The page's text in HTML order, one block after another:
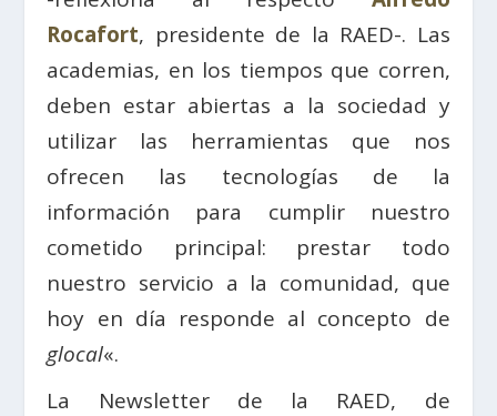
Rocafort, presidente de la RAED-. Las
academias, en los tiempos que corren,
deben estar abiertas a la sociedad y
utilizar las herramientas que nos
ofrecen las tecnologías de la
información para cumplir nuestro
cometido principal: prestar todo
nuestro servicio a la comunidad, que
hoy en día responde al concepto de
glocal«.
La Newsletter de la RAED, de